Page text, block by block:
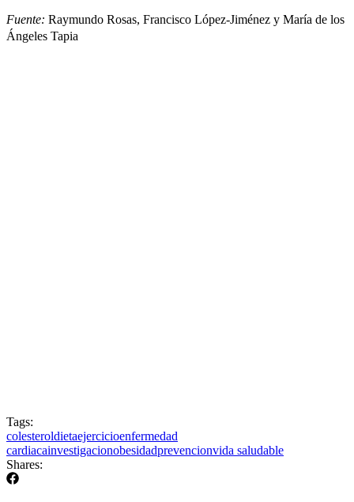
Fuente: Raymundo Rosas, Francisco López-Jiménez y María de los
Ángeles Tapia
Tags:
colesteroldietaejercicioenfermedad
cardiacainvestigacionobesidadprevencionvida saludable
Shares: